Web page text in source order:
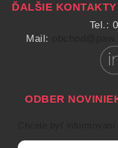
ĎALŠIE KONTAKTY
Tel.:
Mail:
ODBER